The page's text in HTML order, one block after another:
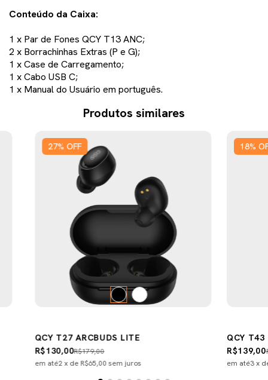
Conteúdo da Caixa:
1 x Par de Fones QCY T13 ANC;
2 x Borrachinhas Extras (P e G);
1 x Case de Carregamento;
1 x Cabo USB C;
1 x Manual do Usuário em português.
Produtos similares
27% OFF
QCY T27 ARCBUDS LITE
R$179,00
R$130,00
em até2x de R$65,00sem juros
18%
QCY T43
R$139,00
em até3 x